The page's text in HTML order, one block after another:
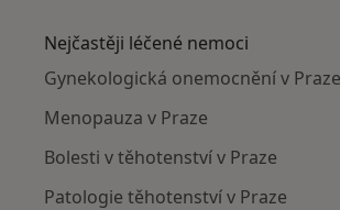
Nejčastěji léčené nemoci
Gynekologická onemocnění v Praze
Menopauza v Praze
Bolesti v těhotenství v Praze
Patologie těhotenství v Praze